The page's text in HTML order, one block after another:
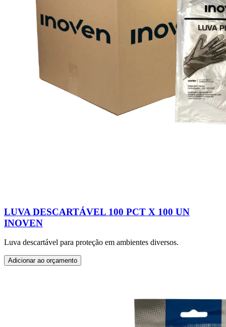
LUVA DESCARTÁVEL 100 PCT X 100 UN
INOVEN
Luva descartável para proteção em ambientes diversos.
Adicionar ao orçamento